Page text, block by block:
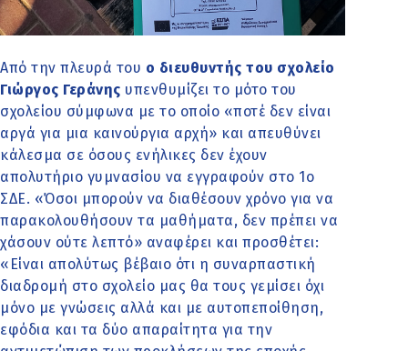
Από την πλευρά του ο διευθυντής του σχολείο
Γιώργος Γεράνης υπενθυμίζει το μότο του
σχολείου σύμφωνα με το οποίο «ποτέ δεν είναι
αργά για μια καινούργια αρχή» και απευθύνει
κάλεσμα σε όσους ενήλικες δεν έχουν
απολυτήριο γυμνασίου να εγγραφούν στο 1ο
ΣΔΕ. «Όσοι μπορούν να διαθέσουν χρόνο για να
παρακολουθήσουν τα μαθήματα, δεν πρέπει να
χάσουν ούτε λεπτό» αναφέρει και προσθέτει:
«Είναι απολύτως βέβαιο ότι η συναρπαστική
διαδρομή στο σχολείο μας θα τους γεμίσει όχι
μόνο με γνώσεις αλλά και με αυτοπεποίθηση,
εφόδια και τα δύο απαραίτητα για την